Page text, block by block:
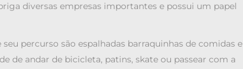
diversas empresas importantes e possui um papel
percurso são espalhadas barraquinhas de comidas e
de andar de bicicleta, patins, skate ou passear com a